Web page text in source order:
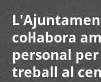
col·labora
personal
treball al